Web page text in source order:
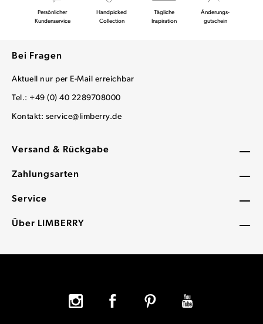
Versand & Rückgabe
Zahlungsarten
Service
Über LIMBERRY
Persönlicher
Kundenservice
Handpicked
Collection
Tägliche
Inspiration
Änderungs-
gutschein
Bei Fragen
Aktuell nur per E-Mail erreichbar
Tel.: +49 (0) 40 2289708000
Kontakt: service@limberry.de